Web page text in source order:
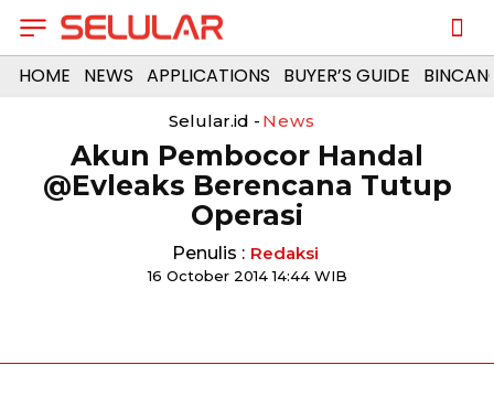
HOME NEWS APPLICATIONS BUYER’S GUIDE
Selular.id - News
Akun Pembocor Handal
@Evleaks Berencana Tutup
Operasi
Penulis : Redaksi
16 October 2014 14:44 WIB